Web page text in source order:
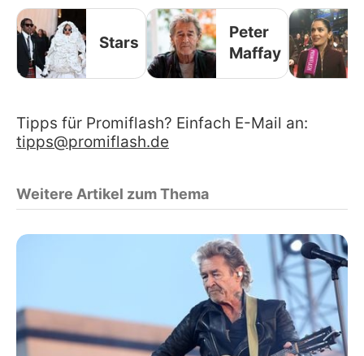
Stars
Peter
Maffay
Tipps für Promiflash? Einfach E-Mail an:
tipps@promiflash.de
Weitere Artikel zum Thema